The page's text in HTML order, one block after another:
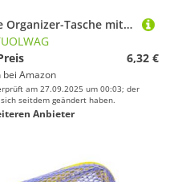
Faltbare Organizer-Tasche mit Schleifen-Design, multifunktional, Reise-Kulturbeutel, personalisierbar, hellviolett, Einheitsgröße
6,32 €
bei Amazon
am 27.09.2025 um 00:03; der
seitdem geändert haben.
Anbieter